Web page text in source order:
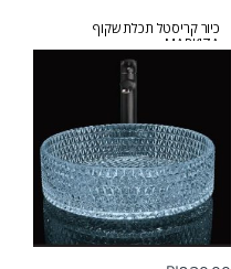
כיור קריסטל תכלת שקוף
MARKIZA